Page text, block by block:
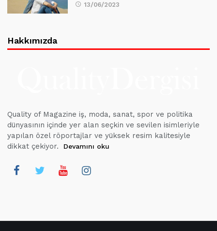
13/06/2023
Hakkımızda
Quality of Magazine iş, moda, sanat, spor ve politika
dünyasının içinde yer alan seçkin ve sevilen isimleriyle
yapılan özel röportajlar ve yüksek resim kalitesiyle
dikkat çekiyor.
Devamını oku